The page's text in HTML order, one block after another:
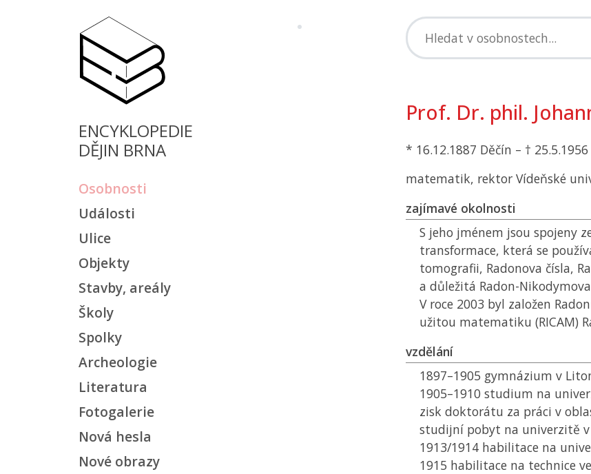
ENCYKLOPEDIE
DĚJIN BRNA
Osobnosti
Události
Ulice
Objekty
Stavby, areály
Školy
Spolky
Archeologie
Literatura
Fotogalerie
Nová hesla
Nové obrazy
Prof. Dr. phil.
* 16.12.1887 Děčín – †
matematik, rektor Vídeňské
zajímavé okolnosti
S jeho jménem jsou spojeny
transformace, která se
tomografii, Radonova čísla,
a důležitá Radon-
V roce 2003 byl založen
užitou matematiku (RICAM)
vzdělání
1897–1905 gymnázium v
1905–1910 studium na
zisk doktorátu za práci v
studijní pobyt na univerzitě
1913/1914 habilitace na
1915 habilitace na technice